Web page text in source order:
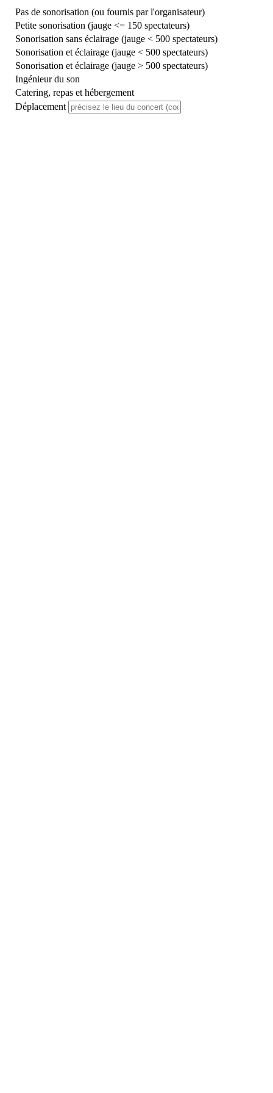
Pas de sonorisation (ou fournis par l'organisateur)
Petite sonorisation (jauge <= 150 spectateurs)
Sonorisation sans éclairage (jauge < 500 spectateurs)
Sonorisation et éclairage (jauge < 500 spectateurs)
Sonorisation et éclairage (jauge > 500 spectateurs)
Ingénieur du son
Catering, repas et hébergement
Déplacement